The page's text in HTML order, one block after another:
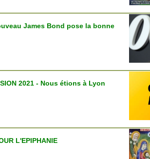
James Bond pose la bonne
2021 - Nous étions à Lyon
L'EPIPHANIE